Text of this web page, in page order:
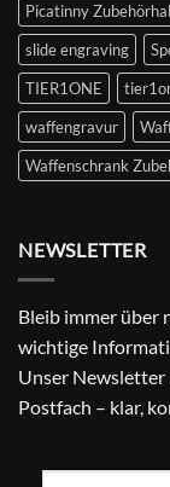
Picatinny
slide engraving
TIER1ONE
waffengravur
Waffenschrank
NEWSLETTER
Bleib immer über
wichtige
Unser
Postfach – klar,